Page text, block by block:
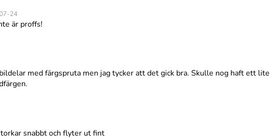
24
är proffs!
med färgspruta men jag tycker att det gick bra. Skulle nog haft ett lite
snabbt och flyter ut fint